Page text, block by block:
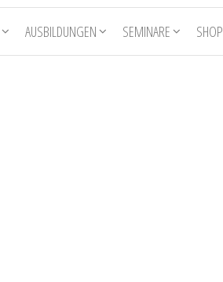
AUSBILDUNGEN SEMINARE SHOP